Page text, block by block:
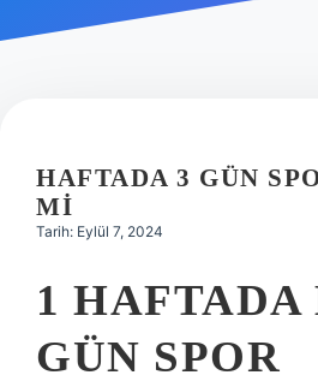
Hakkımızda
HAFTADA 3 GÜN
MI
Tarih: Eylül 7, 2024
1 HAFTADA
GÜN SPOR